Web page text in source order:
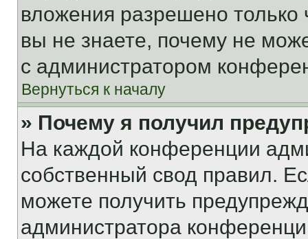
вложения разрешено
вы не знаете, почему не
с администратором
Вернуться к началу
» Почему я получил
На каждой конференции
собственный свод правил.
можете получить
администратора